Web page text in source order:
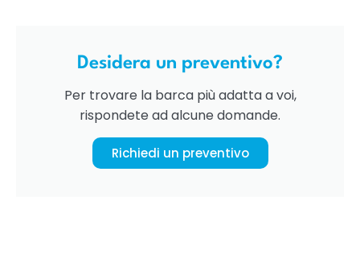
Desidera un preventivo?
Per trovare la barca più adatta a voi,
rispondete ad alcune domande.
Richiedi un preventivo